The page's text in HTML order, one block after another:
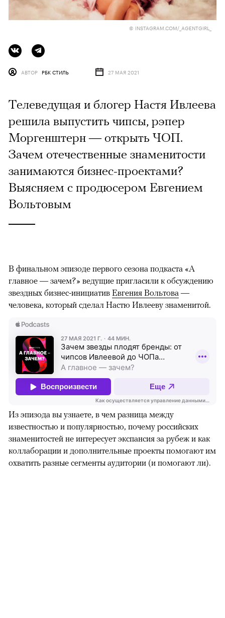
© INSTAGRAM.COM/_AGENTGIRL_
АВТОР РБК СТИЛЬ 27 МАЯ 2021
Телеведущая и блогер Настя Ивлеева
решила выпустить чипсы, рэпер
Моргенштерн — открыть ЧОП.
Зачем отечественные знаменитости
занимаются бизнес-проектами?
Выясняем с продюсером Евгением
Вольтовым
В финальном эпизоде первого сезона подкаста «А
главное — зачем?» ведущие пригласили к обсуждению
звездных бизнес-инициатив Евгения Вольтова —
человека, который сделал Настю Ивлееву знаменитой.
Из эпизода вы узнаете, в чем разница между
известностью и популярностью, почему российских
знаменитостей не интересует экспансия за рубеж и как
коллаборации и дополнительные проекты помогают им
охватить разные сегменты аудитории (и помогают ли).